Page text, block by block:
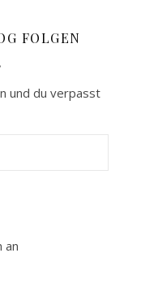
FOLGEN
und du verpasst
an